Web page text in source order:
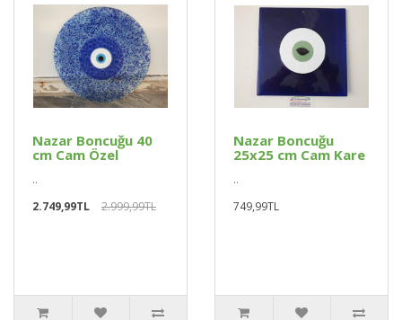
Nazar Boncuğu 40
cm Cam Özel
..
2.749,99TL
2.999,99TL
Nazar Boncuğu
25x25 cm Cam Kare
..
749,99TL